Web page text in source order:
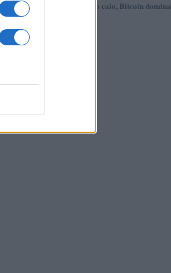
5
Mercati in leggero calo, Bitcoin domina